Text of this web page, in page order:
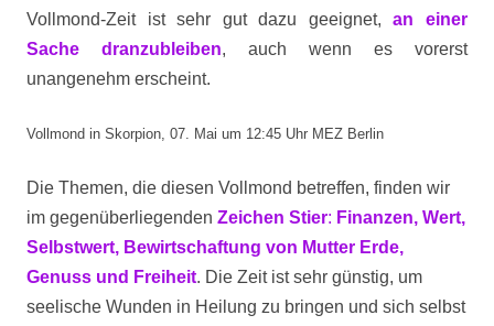
Vollmond-Zeit ist sehr gut dazu geeignet,an einer
Sache dranzubleiben, auch wenn es vorerst
unangenehm erscheint.
Vollmond in Skorpion, 07. Mai um 12:45 Uhr MEZ Berlin
Die Themen, die diesen Vollmond betreffen, finden wir
im gegenüberliegenden Zeichen Stier: Finanzen, Wert,
Selbstwert, Bewirtschaftung von Mutter Erde,
Genuss und Freiheit. Die Zeit ist sehr günstig, um
seelische Wunden in Heilung zu bringen und sich selbst